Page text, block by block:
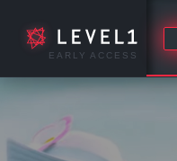
EARLY ACCESS